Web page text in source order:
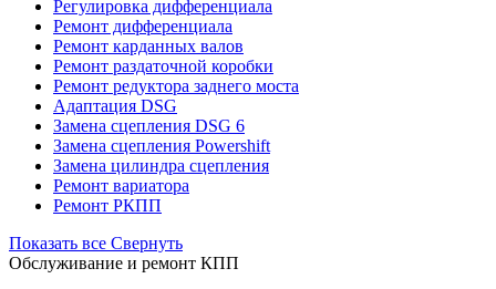
Регулировка дифференциала
Ремонт дифференциала
Ремонт карданных валов
Ремонт раздаточной коробки
Ремонт редуктора заднего моста
Адаптация DSG
Замена сцепления DSG 6
Замена сцепления Powershift
Замена цилиндра сцепления
Ремонт вариатора
Ремонт РКПП
Показать все Свернуть
Обслуживание и ремонт КПП